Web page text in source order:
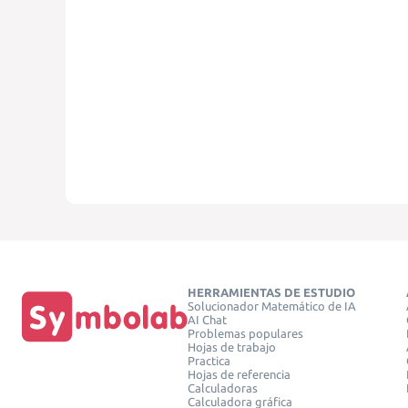
HERRAMIENTAS DE ESTUDIO
Solucionador Matemático de IA
AI Chat
Problemas populares
Hojas de trabajo
Practica
Hojas de referencia
Calculadoras
Calculadora gráfica